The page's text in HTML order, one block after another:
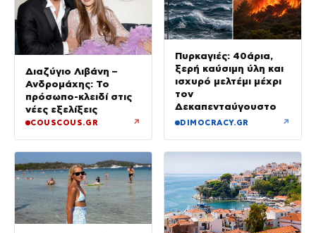
Διαζύγιο Λιβάνη –
Ανδρομάχης: Το
πρόσωπο-κλειδί στις
νέες εξελίξεις
COUSCOUS.GR ↗
Πυρκαγιές: 40άρια,
ξερή καύσιμη ύλη και
ισχυρό μελτέμι μέχρι
τον
Δεκαπενταύγουστο
DIMOCRACY.GR ↗